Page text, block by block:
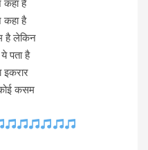
कहा है
कहा है
है लेकिन
पता है
इकरार
कसम